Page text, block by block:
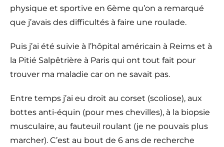
physique et sportive en 6ème qu’on a remarqué
que j’avais des difficultés à faire une roulade.
Puis j’ai été suivie à l’hôpital américain à Reims et à
la Pitié Salpêtrière à Paris qui ont tout fait pour
trouver ma maladie car on ne savait pas.
Entre temps j’ai eu droit au corset (scoliose), aux
bottes anti-équin (pour mes chevilles), à la biopsie
musculaire, au fauteuil roulant (je ne pouvais plus
marcher). C’est au bout de 6 ans de recherche